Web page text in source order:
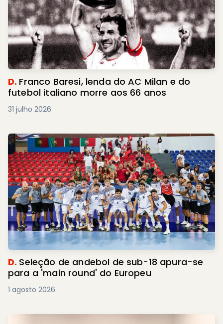
D. Franco Baresi, lenda do AC Milan e do
futebol italiano morre aos 66 anos
31 julho 2026
D. Seleção de andebol de sub-18 apura-se
para a 'main round' do Europeu
1 agosto 2026